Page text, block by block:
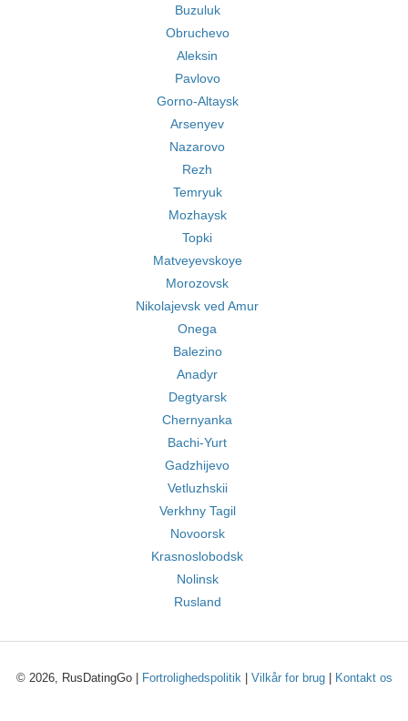
Buzuluk
Obruchevo
Aleksin
Pavlovo
Gorno-Altaysk
Arsenyev
Nazarovo
Rezh
Temryuk
Mozhaysk
Topki
Matveyevskoye
Morozovsk
Nikolajevsk ved Amur
Onega
Balezino
Anadyr
Degtyarsk
Chernyanka
Bachi-Yurt
Gadzhijevo
Vetluzhskii
Verkhny Tagil
Novoorsk
Krasnoslobodsk
Nolinsk
Rusland
© 2026, RusDatingGo | Fortrolighedspolitik| Vilkår for brug| Kontakt os